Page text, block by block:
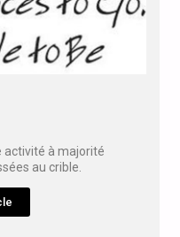
activité à majorité
au crible.